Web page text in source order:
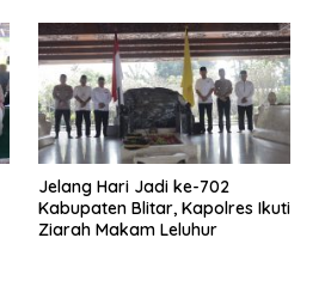
Jelang Hari Jadi ke-702
Kabupaten Blitar, Kapolres Ikuti
Ziarah Makam Leluhur